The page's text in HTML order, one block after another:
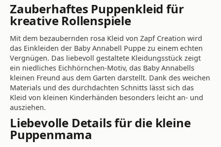
Zauberhaftes Puppenkleid für
kreative Rollenspiele
Mit dem bezaubernden rosa Kleid von Zapf Creation wird
das Einkleiden der Baby Annabell Puppe zu einem echten
Vergnügen. Das liebevoll gestaltete Kleidungsstück zeigt
ein niedliches Eichhörnchen-Motiv, das Baby Annabells
kleinen Freund aus dem Garten darstellt. Dank des weichen
Materials und des durchdachten Schnitts lässt sich das
Kleid von kleinen Kinderhänden besonders leicht an- und
ausziehen.
Liebevolle Details für die kleine
Puppenmama